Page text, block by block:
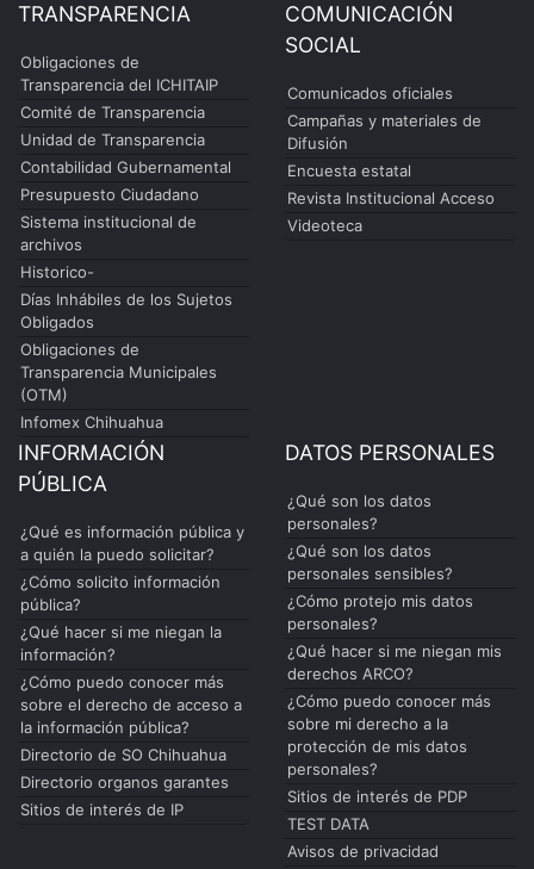
TRANSPARENCIA
Obligaciones de
Transparencia del ICHITAIP
Comité de Transparencia
Unidad de Transparencia
Contabilidad Gubernamental
Presupuesto Ciudadano
Sistema institucional de
archivos
Historico-
Días Inhábiles de los Sujetos
Obligados
Obligaciones de
Transparencia Municipales
(OTM)
Infomex Chihuahua
COMUNICACIÓN
SOCIAL
Comunicados oficiales
Campañas y materiales de
Difusión
Encuesta estatal
Revista Institucional Acceso
Videoteca
INFORMACIÓN
PÚBLICA
¿Qué es información pública y
a quién la puedo solicitar?
¿Cómo solicito información
pública?
¿Qué hacer si me niegan la
información?
¿Cómo puedo conocer más
sobre el derecho de acceso a
la información pública?
Directorio de SO Chihuahua
Directorio organos garantes
Sitios de interés de IP
DATOS PERSONALES
¿Qué son los datos
personales?
¿Qué son los datos
personales sensibles?
¿Cómo protejo mis datos
personales?
¿Qué hacer si me niegan mis
derechos ARCO?
¿Cómo puedo conocer más
sobre mi derecho a la
protección de mis datos
personales?
Sitios de interés de PDP
TEST DATA
Avisos de privacidad